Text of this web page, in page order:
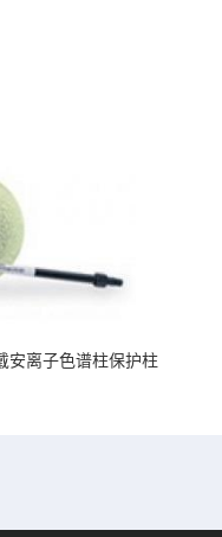
安离子色谱柱保护柱